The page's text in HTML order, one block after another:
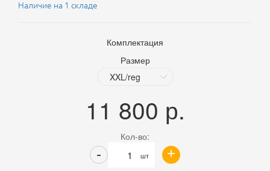
Наличие на 1 складе
Комплектация
Размер
11 800 р.
Кол-во:
шт +
-